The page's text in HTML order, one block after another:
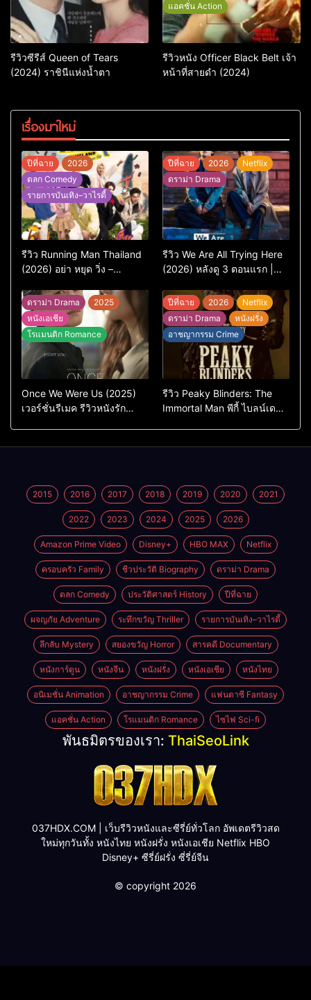
รีวิวซีรีส์ Queen of Tears
(2024) ราชินีแห่งน้ำตา
แอคชั่น Action
รีวิวหนัง Officer Black Belt เจ้า
หน้าที่สายดํา (2024)
เรื่องมาใหม่
ปีที่ฉาย
2026
ตลก Comedy
รายการบันเทิง–วาไรตี้
รีวิว Running Man Thailand
(2026) อย่า หยุด วิ่ง –
ต้นฉบับเกาหลี
ปีที่ฉาย 2026
Netflix
ดราม่า Drama
รีวิว We Are All Trying Here
(2026) หลังดู 3 ตอนแรก |
แต่ยังไปไม่ถึงไหน
ดราม่า Drama
2025
หนังเอเชีย
โรแมนติก Romance
Once We Were Us (2025)
เวอร์ชั่นรีเมค รีวิวหนังรัก
ปีที่ฉาย 2026
Netflix
ดราม่า Drama
หนังฝรั่ง
อาชญากรรม Crime
รีวิว Peaky Blinders: The
Immortal Man พีกี้ ไบลน์เด
2015 2016 2017 2018 2019 2020 2021
2022 2023 2024 2025 2026
Amazon Prime Video Disney+ HBO MAX Netflix
ครอบครัว Family ชีวประวัติ Biography ดราม่า Drama
ตลก Comedy ประวัติศาสตร์ History ปีที่ฉาย
ผจญภัย Adventure ระทึกขวัญ Thriller รายการบันเทิง–วาไรตี้
ลึกลับ Mystery สยองขวัญ Horror สารคดี Documentary
หนังการ์ตูน หนังจีน หนังฝรั่ง หนังเอเชีย หนังไทย
อนิเมชั่น Animation อาชญากรรม Crime แฟนตาซี Fantasy
แอคชั่น Action โรแมนติก Romance ไซไฟ Sci-fi
พันธมิตรของเรา: ThaiSeoLink
037HDX.COM | เว็บรีวิวหนังและซีรี่ย์ทั่วโลก อัพเดตรีวิวสด
ใหม่ทุกวันทั้ง หนังไทย หนังฝรั่ง หนังเอเชีย Netflix HBO
Disney+ ซีรี่ย์ฝรั่ง ซี่รี่ย์จีน
© copyright 2026